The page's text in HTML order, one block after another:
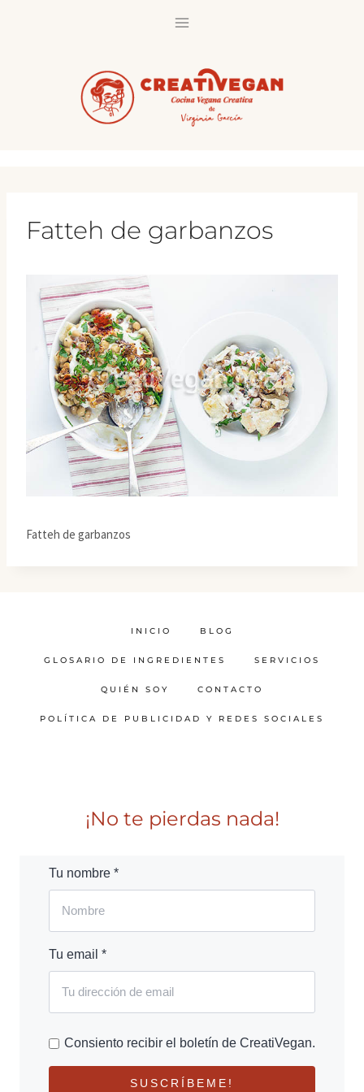
Fatteh de garbanzos
Fatteh de garbanzos
INICIO BLOG
GLOSARIO DE INGREDIENTES SERVICIOS
QUIÉN SOY CONTACTO
POLÍTICA DE PUBLICIDAD Y REDES SOCIALES
¡No te pierdas nada!
Tu nombre *
Tu email *
Consiento recibir el boletín de CreatiVegan.
SUSCRÍBEME!